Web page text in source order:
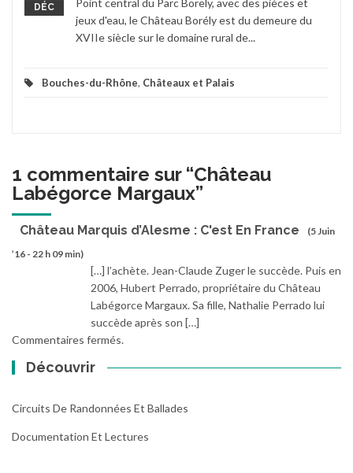
DÉC
Point central du Parc Borely, avec des pièces et
jeux d'eau, le Château Borély est du demeure du
XVIIe siècle sur le domaine rural de...
Bouches-du-Rhône, Châteaux et Palais
1 commentaire sur “Château
Labégorce Margaux”
Château Marquis d’Alesme : C'est En France
(5 Juin
’16 - 22 h 09 min)
[…] l’achète. Jean-Claude Zuger le succède. Puis en
2006, Hubert Perrado, propriétaire du Château
Labégorce Margaux. Sa fille, Nathalie Perrado lui
succède après son […]
Commentaires fermés.
Découvrir
Circuits De Randonnées Et Ballades
Documentation Et Lectures